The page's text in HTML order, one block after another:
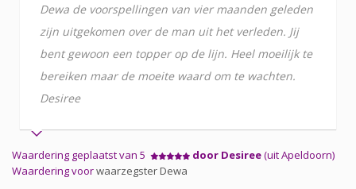
Dewa de voorspellingen van vier maanden geleden
zijn uitgekomen over de man uit het verleden. Jij
bent gewoon een topper op de lijn. Heel moeilijk te
bereiken maar de moeite waard om te wachten.
Desiree
Waardering geplaatst van 5 door Desiree(uit Apeldoorn)
Waardering voorwaarzegster Dewa